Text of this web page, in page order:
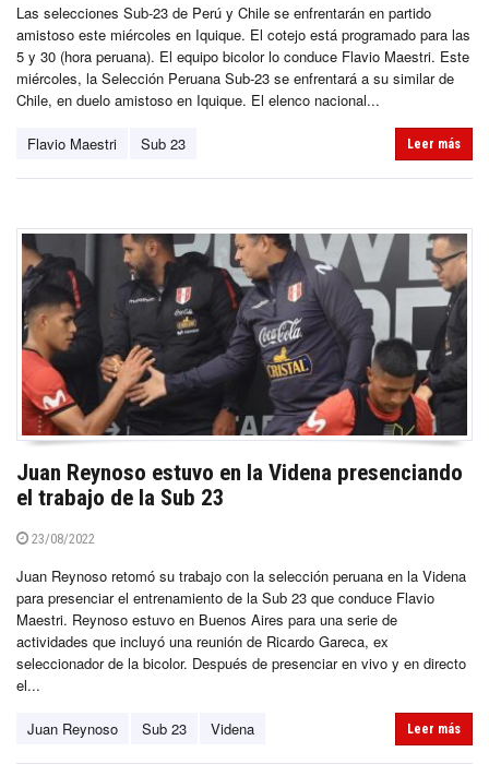
Las selecciones Sub-23 de Perú y Chile se enfrentarán en partido
amistoso este miércoles en Iquique. El cotejo está programado para las
5 y 30 (hora peruana). El equipo bicolor lo conduce Flavio Maestri. Este
miércoles, la Selección Peruana Sub-23 se enfrentará a su similar de
Chile, en duelo amistoso en Iquique. El elenco nacional...
Flavio Maestri Sub 23 Leer más
Juan Reynoso estuvo en la Videna presenciando
el trabajo de la Sub 23
23/08/2022
Juan Reynoso retomó su trabajo con la selección peruana en la Videna
para presenciar el entrenamiento de la Sub 23 que conduce Flavio
Maestri. Reynoso estuvo en Buenos Aires para una serie de
actividades que incluyó una reunión de Ricardo Gareca, ex
seleccionador de la bicolor. Después de presenciar en vivo y en directo
el...
Juan Reynoso Sub 23 Videna Leer más